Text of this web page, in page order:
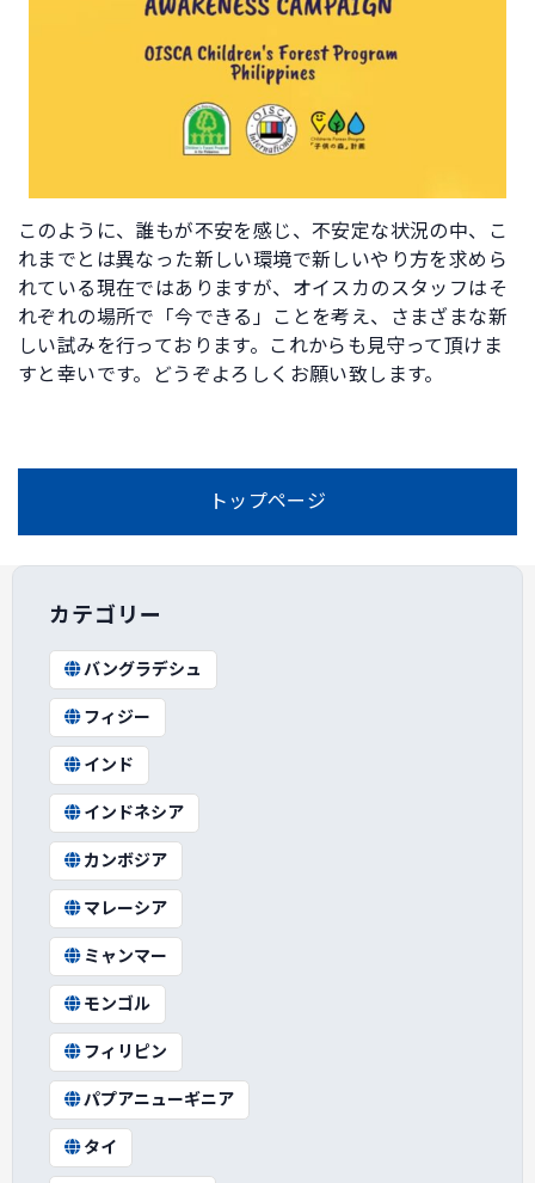
このように、誰もが不安を感じ、不安定な状況の中、こ
れまでとは異なった新しい環境で新しいやり方を求めら
れている現在ではありますが、オイスカのスタッフはそ
れぞれの場所で「今できる」ことを考え、さまざまな新
しい試みを行っております。これからも見守って頂けま
すと幸いです。どうぞよろしくお願い致します。
トップページ
カテゴリー
バングラデシュ
フィジー
インド
インドネシア
カンボジア
マレーシア
ミャンマー
モンゴル
フィリピン
パプアニューギニア
タイ